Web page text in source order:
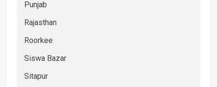
Punjab
Rajasthan
Roorkee
Siswa Bazar
Sitapur